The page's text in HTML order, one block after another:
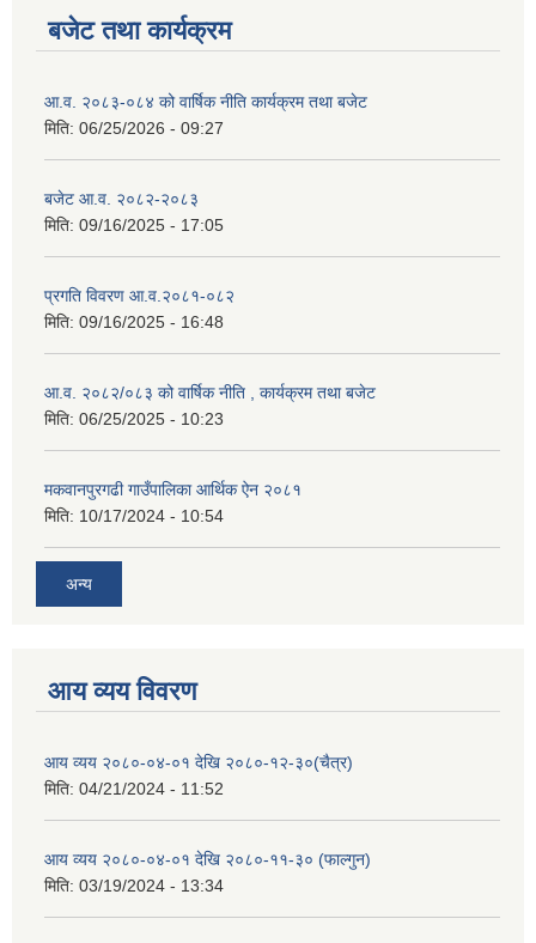
बजेट तथा कार्यक्रम
आ.व. २०८३-०८४ को वार्षिक नीति कार्यक्रम तथा बजेट
मिति: 06/25/2026 - 09:27
बजेट आ.व. २०८२-२०८३
मिति: 09/16/2025 - 17:05
प्रगति विवरण आ.व.२०८१-०८२
मिति: 09/16/2025 - 16:48
आ.व. २०८२/०८३ को वार्षिक नीति , कार्यक्रम तथा बजेट
मिति: 06/25/2025 - 10:23
मकवानपुरगढी गाउँपालिका आर्थिक ‌‌‌ऐन २०८१
मिति: 10/17/2024 - 10:54
अन्य
आय व्यय विवरण
आय व्यय २०८०-०४-०१ देखि २०८०-१२-३०(चैत्र)
मिति: 04/21/2024 - 11:52
आय व्यय २०८०-०४-०१ देखि २०८०-११-३० (फाल्गुन)
मिति: 03/19/2024 - 13:34